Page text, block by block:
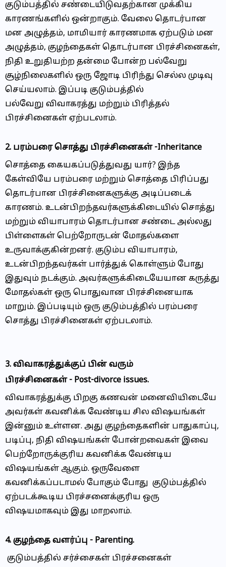
குடும்பத்தில் சண்டையிடுவதற்கான முக்கிய
காரணங்களில் ஒன்றாகும். வேலை தொடர்பான
மன அழுத்தம், மாமியார் காரணமாக ஏற்படும் மன
அழுத்தம், குழந்தைகள் தொடர்பான பிரச்சினைகள்,
நிதி உறுதியற்ற தன்மை போன்ற பல்வேறு
சூழ்நிலைகளில் ஒரு ஜோடி பிரிந்து செல்ல முடிவு
செய்யலாம். இப்படி குடும்பத்தில்
பல்வேறு விவாகரத்து மற்றும் பிரித்தல்
பிரச்சினைகள் ஏற்படலாம்.
2. பரம்பரை சொத்து பிரச்சினைகள் -Inheritance
சொத்தை கையகப்படுத்துவது யார்? இந்த
கேள்வியே பரம்பரை மற்றும் சொத்தை பிரிப்பது
தொடர்பான பிரச்சினைகளுக்கு அடிப்படைக்
காரணம். உடன்பிறந்தவர்களுக்கிடையில் சொத்து
மற்றும் வியாபாரம் தொடர்பான சண்டை அல்லது
பிள்ளைகள் பெற்றோருடன் மோதல்களை
உருவாக்குகின்றனர். குடும்ப வியாபாரம்,
உடன்பிறந்தவர்கள் பார்த்துக் கொள்ளும் போது
இதுவும் நடக்கும். அவர்களுக்கிடையேயான கருத்து
மோதல்கள் ஒரு பொதுவான பிரச்சினையாக
மாறும். இப்படியும் ஒரு குடும்பத்தில் பரம்பரை
சொத்து பிரச்சினைகள் ஏற்படலாம்.
3. விவாகரத்துக்குப் பின் வரும்
பிரச்சினைகள் - Post-divorce issues.
விவாகரத்துக்கு பிறகு கணவன் மனைவியிடையே
அவர்கள் கவனிக்க வேண்டிய சில விஷயங்கள்
இன்னும் உள்ளன. அது குழந்தைகளின் பாதுகாப்பு,
படிப்பு, நிதி விஷயங்கள் போன்றவைகள் இவை
பெற்றோருக்குரிய கவனிக்க வேண்டிய
விஷயங்கள் ஆகும். ஒருவேளை
கவனிக்கப்படாமல் போகும் போது குடும்பத்தில்
ஏற்படக்கூடிய பிரச்சனைக்குரிய ஒரு
விஷயமாகவும் இது மாறலாம்.
4. குழந்தை வளர்ப்பு - Parenting.
குடும்பத்தில் சர்ச்சைகள் பிரச்சனைகள்